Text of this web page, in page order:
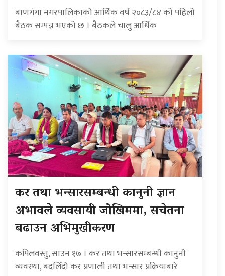
बाणगंगा नगरपालिकाको आर्थिक वर्ष २०८३/८४ को पहिलो
बैठक सम्पन्न भएको छ । बैठकले चालु आर्थिक
कर तथा भन्सारसम्बन्धी कानुनी ज्ञान
अभावले व्यवसायी जोखिममा, सचेतना
बढाउन अभिमुखीकरण
कपिलवस्तु, साउन १७ । कर तथा भन्सारसम्बन्धी कानुनी
व्यवस्था, बदलिँदो कर प्रणाली तथा भन्सार प्रक्रियाबारे